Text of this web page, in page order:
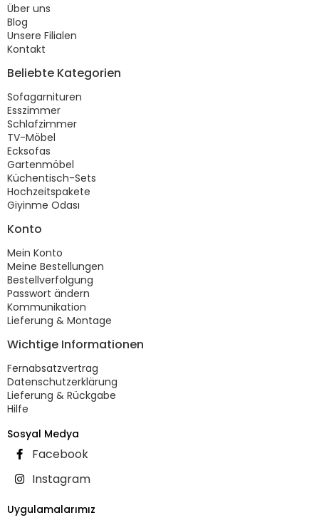
Über uns
Blog
Unsere Filialen
Kontakt
Beliebte Kategorien
Sofagarnituren
Esszimmer
Schlafzimmer
TV-Möbel
Ecksofas
Gartenmöbel
Küchentisch-Sets
Hochzeitspakete
Giyinme Odası
Konto
Mein Konto
Meine Bestellungen
Bestellverfolgung
Passwort ändern
Kommunikation
Lieferung & Montage
Wichtige Informationen
Fernabsatzvertrag
Datenschutzerklärung
Lieferung & Rückgabe
Hilfe
Sosyal Medya
Facebook
Instagram
Uygulamalarımız